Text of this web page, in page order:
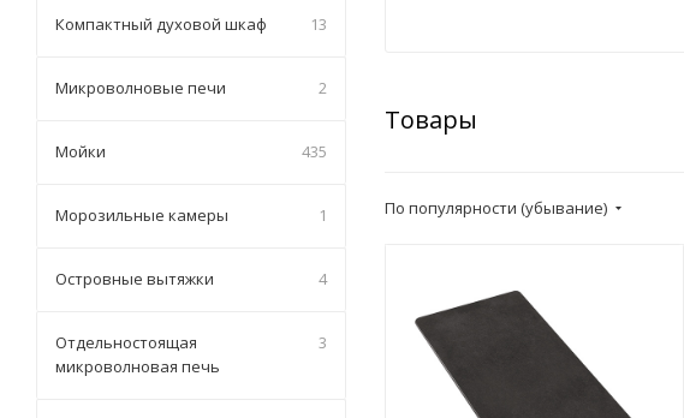
Товары
По популярности (убывание)
Компактный духовой шкаф 13
Микроволновые печи 2
Мойки 435
Морозильные камеры 1
Островные вытяжки 4
Отдельностоящая
микроволновая печь
3